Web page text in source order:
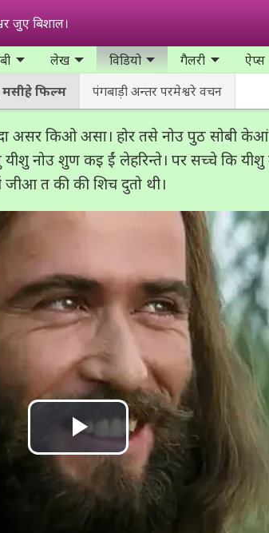
जुए बिशाल।
लेख
विडियो
मसीहे फिल्म
पंगबाड़ी अन्‍तर परमेश्वरे वचन
गैलरी ऐप्स
असर किओ असा। होर तसे नोउ पुठ सोबी केआं
नोउ शुण कइ ईं लेहरिन्ते। पर सच्चे कि
त की की शिच दुतो थी।
Play
Video